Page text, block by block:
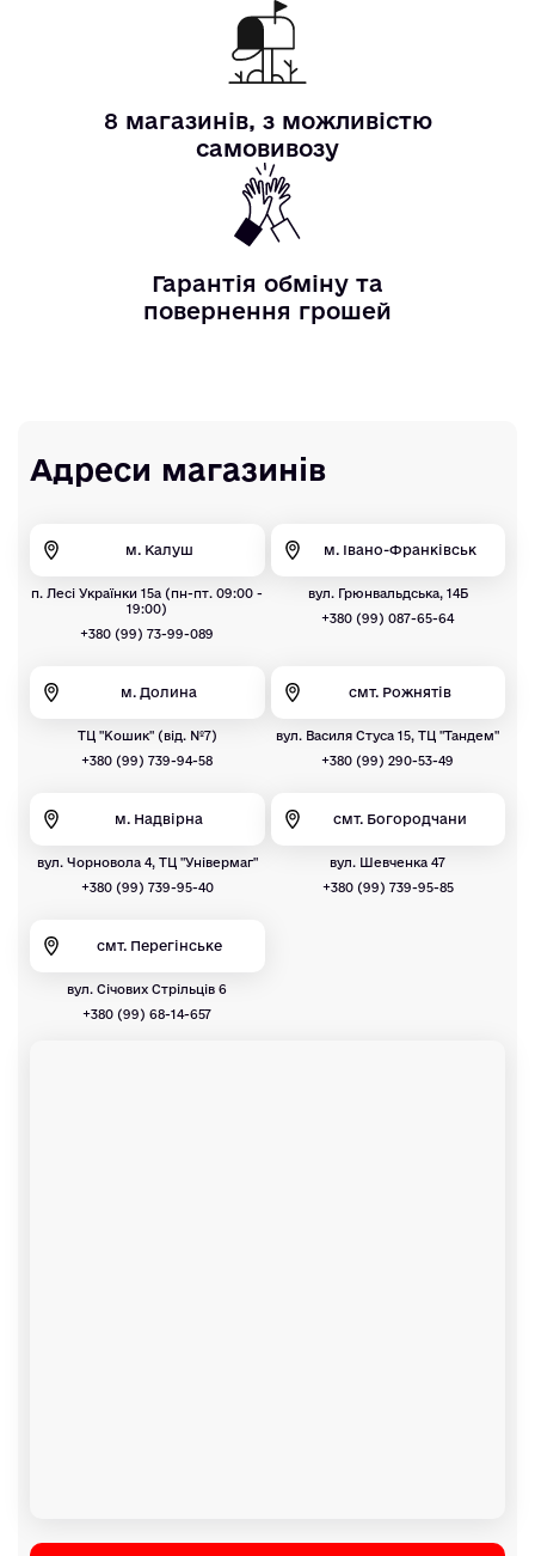
8 магазинів, з можливістю
самовивозу
Гарантія обміну та
повернення грошей
Адреси магазинів
м. Калуш
п. Лесі Українки 15а (пн-пт. 09:00 -
19:00)
+380 (99) 73-99-089
м. Івано-Франківськ
вул. Грюнвальдська, 14Б
+380 (99) 087-65-64
м. Долина
ТЦ "Кошик" (від. №7)
+380 (99) 739-94-58
смт. Рожнятів
вул. Василя Стуса 15, ТЦ "Тандем"
+380 (99) 290-53-49
м. Надвірна
вул. Чорновола 4, ТЦ "Універмаг"
+380 (99) 739-95-40
смт. Богородчани
вул. Шевченка 47
+380 (99) 739-95-85
смт. Перегінське
вул. Січових Стрільців 6
+380 (99) 68-14-657